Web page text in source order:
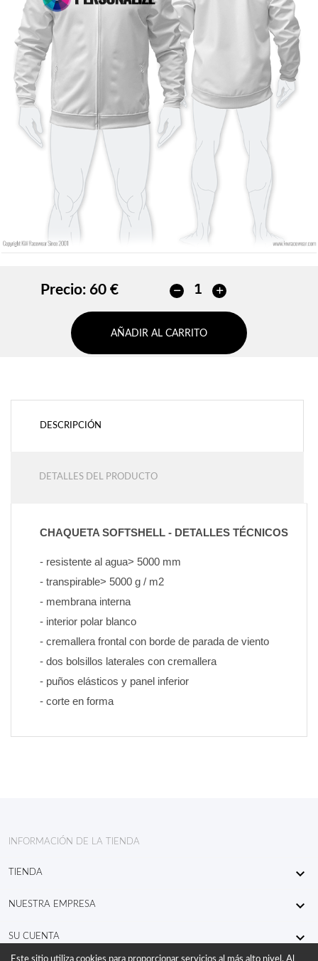
Color de contorno
Sin contorno
AÑADIR
Sin contorno
AÑADIR
Precio: 60 €
AÑADIR AL CARRITO
DESCRIPCIÓN
DETALLES DEL PRODUCTO
CHAQUETA SOFTSHELL - DETALLES TÉCNICOS
- resistente al agua> 5000 mm
- transpirable> 5000 g / m2
- membrana interna
- interior polar blanco
- cremallera frontal con borde de parada de viento
- dos bolsillos laterales con cremallera
- puños elásticos y panel inferior
- corte en forma
INFORMACIÓN DE LA TIENDA
TIENDA 
NUESTRA EMPRESA 
SU CUENTA 